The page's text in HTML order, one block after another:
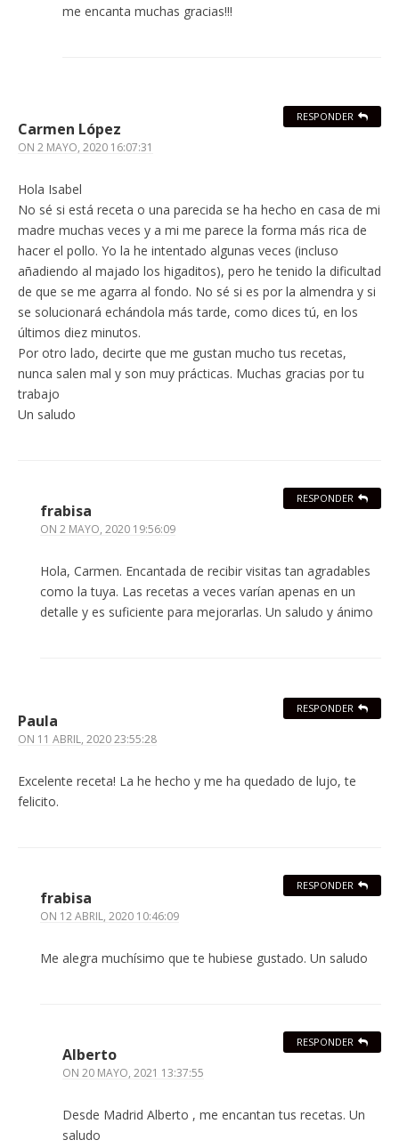
me encanta muchas gracias!!!
Carmen López
ON 2 MAYO, 2020 16:07:31
Hola Isabel
No sé si está receta o una parecida se ha hecho en casa de mi
madre muchas veces y a mi me parece la forma más rica de
hacer el pollo. Yo la he intentado algunas veces (incluso
añadiendo al majado los higaditos), pero he tenido la dificultad
de que se me agarra al fondo. No sé si es por la almendra y si
se solucionará echándola más tarde, como dices tú, en los
últimos diez minutos.
Por otro lado, decirte que me gustan mucho tus recetas,
nunca salen mal y son muy prácticas. Muchas gracias por tu
trabajo
Un saludo
RESPONDER
frabisa
ON 2 MAYO, 2020 19:56:09
Hola, Carmen. Encantada de recibir visitas tan agradables
como la tuya. Las recetas a veces varían apenas en un
detalle y es suficiente para mejorarlas. Un saludo y ánimo
RESPONDER
Paula
ON 11 ABRIL, 2020 23:55:28
Excelente receta! La he hecho y me ha quedado de lujo, te
felicito.
RESPONDER
frabisa
ON 12 ABRIL, 2020 10:46:09
Me alegra muchísimo que te hubiese gustado. Un saludo
RESPONDER
Alberto
ON 20 MAYO, 2021 13:37:55
Desde Madrid Alberto , me encantan tus recetas. Un
saludo
RESPONDER